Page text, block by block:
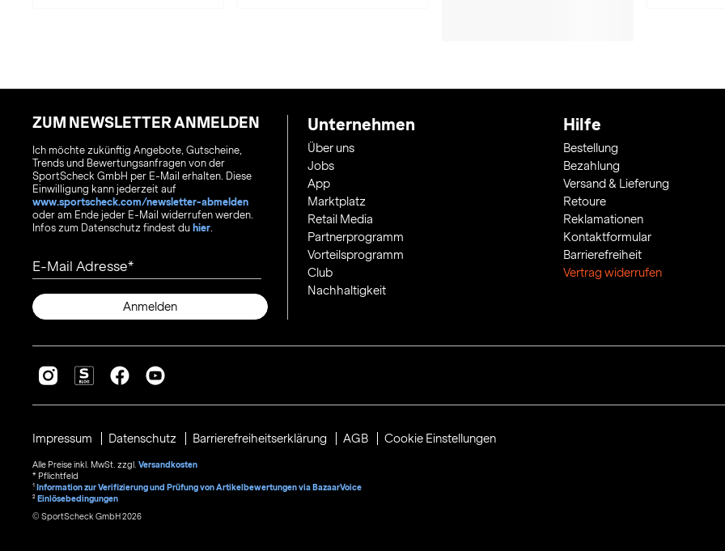
ZUM NEWSLETTER ANMELDEN
Ich möchte zukünftig Angebote, Gutscheine,
Trends und Bewertungsanfragen von der
SportScheck GmbH per E-Mail erhalten. Diese
Einwilligung kann jederzeit auf
www.sportscheck.com/newsletter-abmelden
oder am Ende jeder E-Mail widerrufen werden.
Infos zum Datenschutz findest du hier
E-Mail Adresse
Anmelden
Unternehmen
Über uns
Jobs
App
Marktplatz
Retail Media
Partnerprogramm
Vorteilsprogramm
Club
Nachhaltigkeit
Hilfe
Bestellung
Bezahlung
Versand & Lieferung
Retoure
Reklamationen
Kontaktformular
Barrierefreiheit
Vertrag widerrufen
Impressum Datenschutz Barrierefreiheitserklärung AGB Cookie Einstellungen
Alle Preise inkl. MwSt. zzgl. Versandkosten
* Pflichtfeld
1 Information zur Verifizierung und Prüfung von Artikelbewertungen via BazaarVoice
² Einlösebedingungen
© SportScheck GmbH 2026